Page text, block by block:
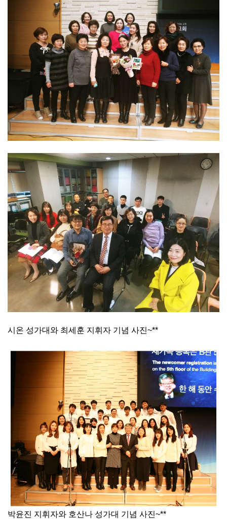
시온 성가대와 최세훈 지휘자 기념 사진~**
박윤진 지휘자와 호산나 성가대 기념 사진~**